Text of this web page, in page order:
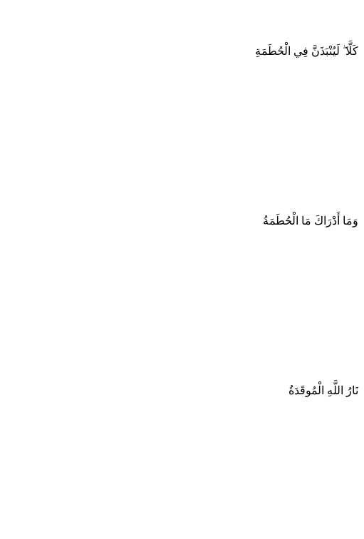
كَلَّا ۖ لَيُنْبَذَنَّ فِي الْحُطَمَةِ
وَمَا أَدْرَاكَ مَا الْحُطَمَةُ
نَارُ اللَّهِ الْمُوقَدَةُ